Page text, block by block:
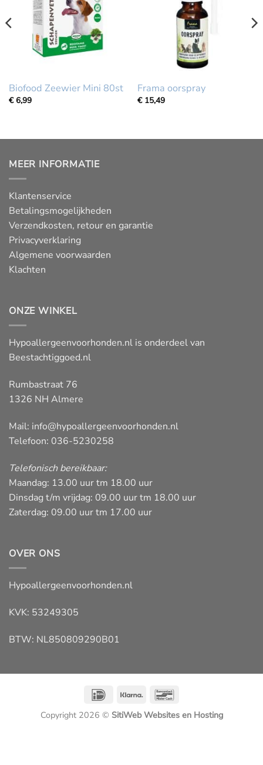
Biofood Zeewier Mini 80st
€6,99
Frama oorspray
€ 15,49
MEER INFORMATIE
Klantenservice
Betalingsmogelijkheden
Verzendkosten, retour en garantie
Privacyverklaring
Algemene voorwaarden
Klachten
ONZE WINKEL
Hypoallergeenvoorhonden.nl is onderdeel van
Beestachtiggoed.nl
Rumbastraat 76
1326 NH Almere
Mail: info@hypoallergeenvoorhonden.nl
Telefoon: 036-5230258
Telefonisch bereikbaar:
Maandag: 13.00 uur tm 18.00 uur
Dinsdag t/m vrijdag: 09.00 uur tm 18.00 uur
Zaterdag: 09.00 uur tm 17.00 uur
OVER ONS
Hypoallergeenvoorhonden.nl
KVK: 53249305
BTW: NL850809290B01
IDeal Klarna
Copyright 2026 © SitiWeb Websites en Hosting